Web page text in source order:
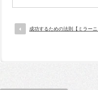
成功するための法則【ミラーニ